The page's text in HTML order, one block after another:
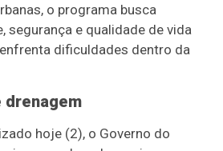
o programa busca
segurança e qualidade de vida
dificuldades dentro da
drenagem
hoje (2), o Governo do